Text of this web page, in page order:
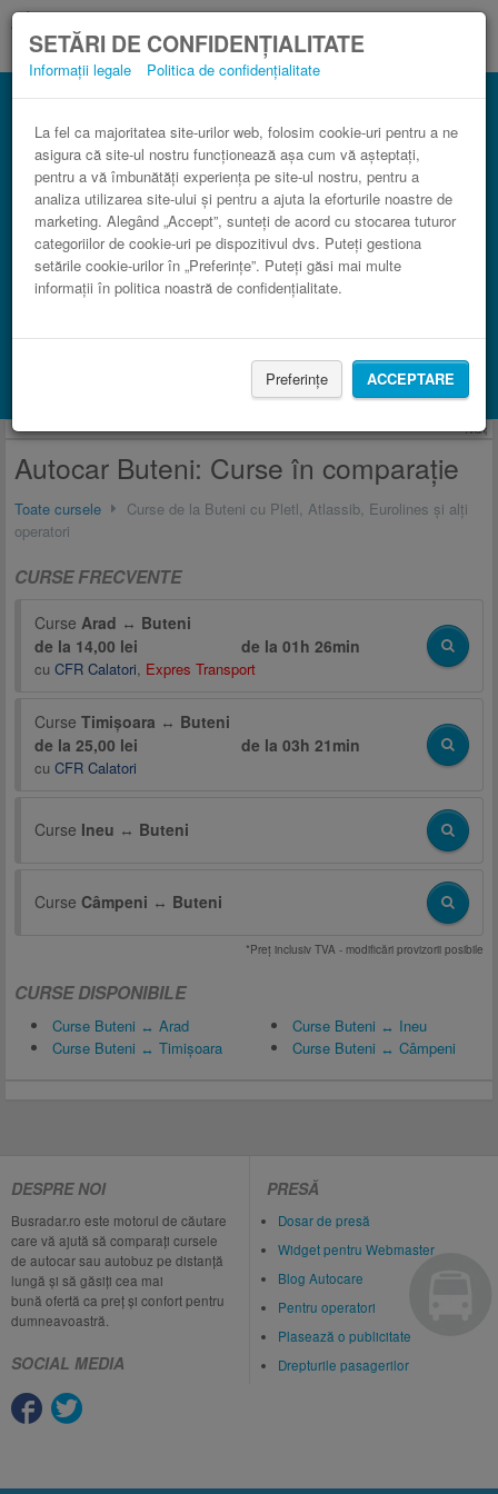
SETĂRI DE CONFIDENȚIALITATE
Informații legale Politica de confidențialitate
La fel ca majoritatea site-urilor web, folosim cookie-uri pentru a ne
asigura că site-ul nostru funcționează așa cum vă așteptați,
pentru a vă îmbunătăți experiența pe site-ul nostru, pentru a
analiza utilizarea site-ului și pentru a ajuta la eforturile noastre de
marketing. Alegând „Accept”, sunteți de acord cu stocarea tuturor
categoriilor de cookie-uri pe dispozitivul dvs. Puteți gestiona
setările cookie-urilor în „Preferințe”. Puteți găsi mai multe
informații în politica noastră de confidențialitate.
Preferințe ACCEPTARE
Curse Buteni
3 paşi către un bilet de autocar ieftin.
Caută cazare cu Booking.com
Anunţ
Autocar Buteni: Curse în comparaţie
Toate cursele
Curse de la Buteni cu Pletl, Atlassib, Eurolines și alți
operatori
CURSE FRECVENTE
Curse Arad ↔ Buteni
de la 14,00 lei
de la 01h 26min
cu CFR Calatori, Expres Transport
Curse Timișoara ↔ Buteni
de la 25,00 lei
de la 03h 21min
cu CFR Calatori
Curse Ineu ↔ Buteni
Curse Câmpeni ↔ Buteni
*Preţ inclusiv TVA - modificări provizorii posibile
CURSE DISPONIBILE
Curse Buteni ↔ Arad
Curse Buteni ↔ Timișoara
Curse Buteni ↔ Ineu
Curse Buteni ↔ Câmpeni
DESPRE NOI
Busradar.ro este motorul de căutare
care vă ajută să comparați cursele
de autocar sau autobuz pe distanță
lungă și să găsiți cea mai
bună ofertă ca preț și confort pentru
dumneavoastră.
SOCIAL MEDIA
PRESĂ
Dosar de presă
Widget pentru Webmaster
Blog Autocare
Pentru operatori
Plasează o publicitate
Drepturile pasagerilor